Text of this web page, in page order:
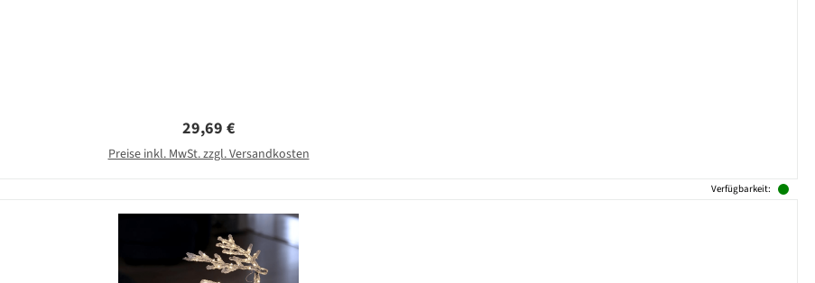
Regulärer Preis:
29,69 €
Preise inkl. MwSt. zzgl. Versandkosten
Verfügbarkeit: